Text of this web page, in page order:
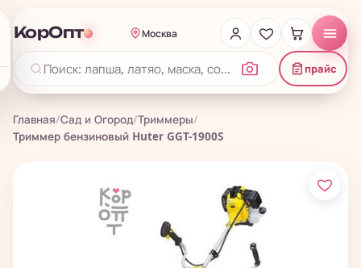
КорОпт Москва
прайс
Главная/Сад и Огород/Триммеры/
Триммер бензиновый Huter GGT-1900S